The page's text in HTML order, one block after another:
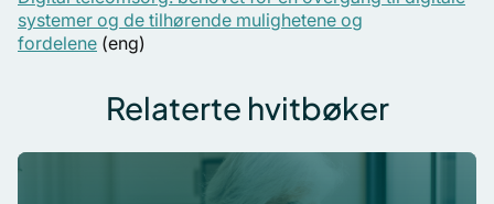
systemer og de tilhørende mulighetene og
fordelene (eng)
Relaterte hvitbøker